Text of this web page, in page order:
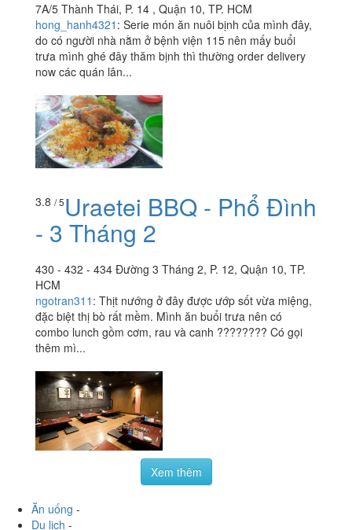
7A/5 Thành Thái, P. 14 , Quận 10, TP. HCM
hong_hanh4321 : Serie món ăn nuôi bịnh của mình đây,
do có người nhà nằm ở bệnh viện 115 nên mấy buổi
trưa mình ghé đây thăm bịnh thì thường order delivery
now các quán lân...
3.8 / 5Uraetei BBQ - Phổ Đình
- 3 Tháng 2
430 - 432 - 434 Đường 3 Tháng 2, P. 12, Quận 10, TP.
HCM
ngotran311 : Thịt nướng ở đây được ướp sốt vừa miệng,
đặc biệt thị bò rất mềm. Mình ăn buổi trưa nên có
combo lunch gồm cơm, rau và canh ???????? Có gọi
thêm mì...
Xem thêm
Ăn uống -
Du lịch -